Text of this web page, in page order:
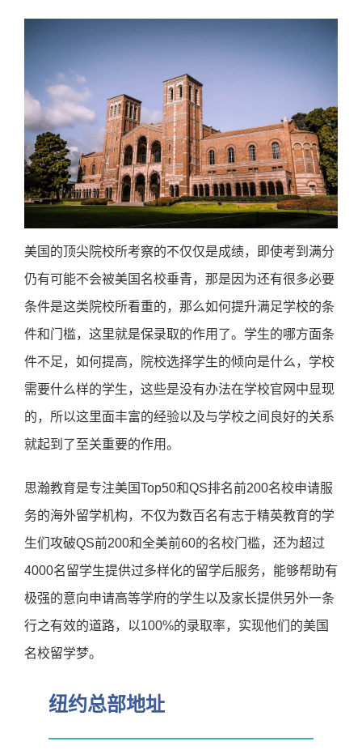
美国的顶尖院校所考察的不仅仅是成绩，即使考到满分
仍有可能不会被美国名校垂青，那是因为还有很多必要
条件是这类院校所看重的，那么如何提升满足学校的条
件和门槛，这里就是保录取的作用了。学生的哪方面条
件不足，如何提高，院校选择学生的倾向是什么，学校
需要什么样的学生，这些是没有办法在学校官网中显现
的，所以这里面丰富的经验以及与学校之间良好的关系
就起到了至关重要的作用。
思瀚教育是专注美国Top50和QS排名前200名校申请服
务的海外留学机构，不仅为数百名有志于精英教育的学
生们攻破QS前200和全美前60的名校门槛，还为超过
4000名留学生提供过多样化的留学后服务，能够帮助有
极强的意向申请高等学府的学生以及家长提供另外一条
行之有效的道路，以100%的录取率，实现他们的美国
名校留学梦。
纽约总部地址